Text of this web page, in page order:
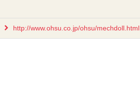
http://www.ohsu.co.jp/ohsu/mechdoll.html